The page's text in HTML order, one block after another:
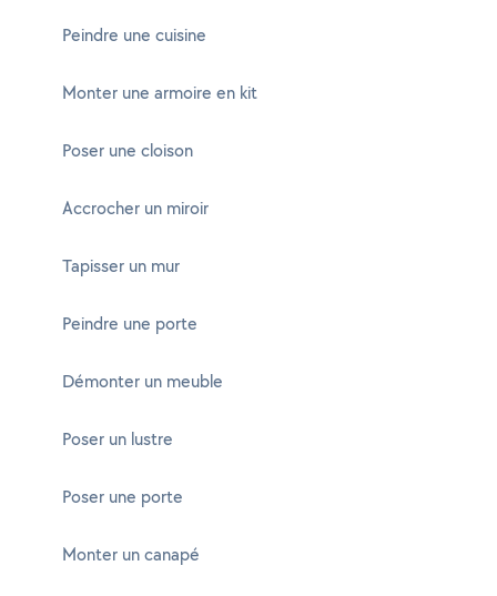
Peindre une cuisine
Monter une armoire en kit
Poser une cloison
Accrocher un miroir
Tapisser un mur
Peindre une porte
Démonter un meuble
Poser un lustre
Poser une porte
Monter un canapé